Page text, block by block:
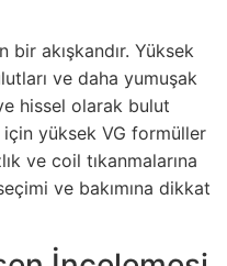
bir akışkandır. Yüksek
ve daha yumuşak
hissel olarak bulut
için yüksek VG formüller
ve coil tıkanmalarına
ve bakımına dikkat